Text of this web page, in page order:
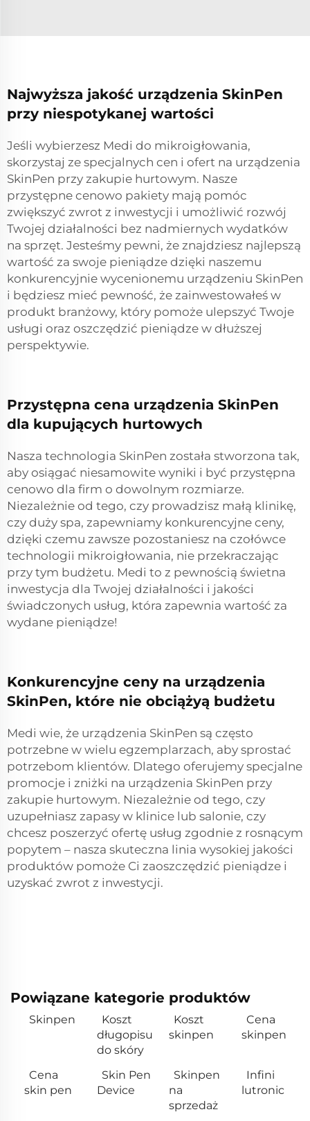
Najwyższa jakość urządzenia SkinPen
przy niespotykanej wartości
Jeśli wybierzesz Medi do mikroigłowania,
skorzystaj ze specjalnych cen i ofert na urządzenia
SkinPen przy zakupie hurtowym. Nasze
przystępne cenowo pakiety mają pomóc
zwiększyć zwrot z inwestycji i umożliwić rozwój
Twojej działalności bez nadmiernych wydatków
na sprzęt. Jesteśmy pewni, że znajdziesz najlepszą
wartość za swoje pieniądze dzięki naszemu
konkurencyjnie wycenionemu urządzeniu SkinPen
i będziesz mieć pewność, że zainwestowałeś w
produkt branżowy, który pomoże ulepszyć Twoje
usługi oraz oszczędzić pieniądze w dłuższej
perspektywie.
Przystępna cena urządzenia SkinPen
dla kupujących hurtowych
Nasza technologia SkinPen została stworzona tak,
aby osiągać niesamowite wyniki i być przystępna
cenowo dla firm o dowolnym rozmiarze.
Niezależnie od tego, czy prowadzisz małą klinikę,
czy duży spa, zapewniamy konkurencyjne ceny,
dzięki czemu zawsze pozostaniesz na czołówce
technologii mikroigłowania, nie przekraczając
przy tym budżetu. Medi to z pewnością świetna
inwestycja dla Twojej działalności i jakości
świadczonych usług, która zapewnia wartość za
wydane pieniądze!
Konkurencyjne ceny na urządzenia
SkinPen, które nie obciążyą budżetu
Medi wie, że urządzenia SkinPen są często
potrzebne w wielu egzemplarzach, aby sprostać
potrzebom klientów. Dlatego oferujemy specjalne
promocje i zniżki na urządzenia SkinPen przy
zakupie hurtowym. Niezależnie od tego, czy
uzupełniasz zapasy w klinice lub salonie, czy
chcesz poszerzyć ofertę usług zgodnie z rosnącym
popytem – nasza skuteczna linia wysokiej jakości
produktów pomoże Ci zaoszczędzić pieniądze i
uzyskać zwrot z inwestycji.
Powiązane kategorie produktów
Skinpen
Koszt
długopisu
do skóry
Koszt
skinpen
Cena
skinpen
Cena
skin pen
Skin Pen
Device
Skinpen
na
sprzedaż
Infini
lutronic